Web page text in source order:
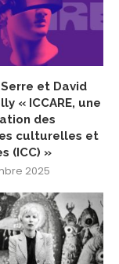
et David
« ICCARE, une
des
culturelles et
(ICC) »
2025